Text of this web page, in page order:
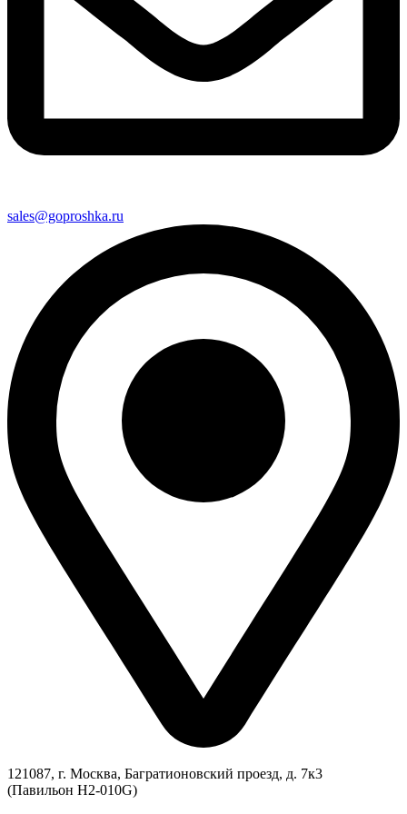
sales@goproshka.ru
121087, г. Москва, Багратионовский проезд, д. 7к3
(Павильон H2-010G)